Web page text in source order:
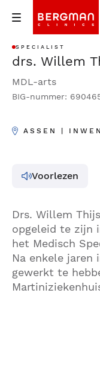
SPECIALIST
drs. Willem
MDL-arts
BIG-nummer:
ASSEN |
Voorlezen
Drs. Willem
opgeleid te zijn
het Medisch
Na enkele jaren
gewerkt te